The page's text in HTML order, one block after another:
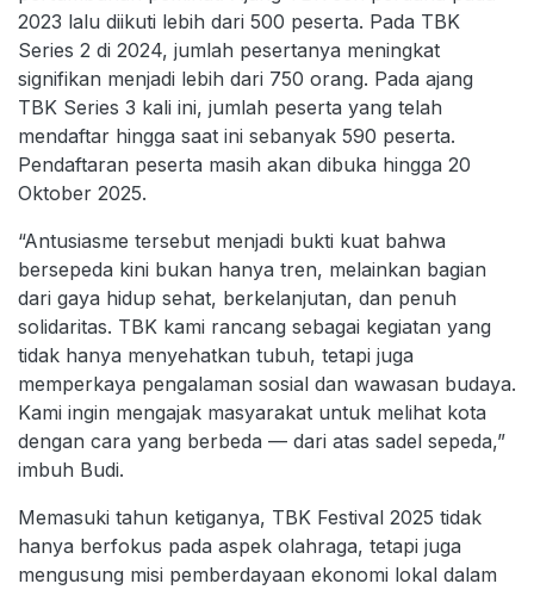
2023 lalu diikuti lebih dari 500 peserta. Pada TBK
Series 2 di 2024, jumlah pesertanya meningkat
signifikan menjadi lebih dari 750 orang. Pada ajang
TBK Series 3 kali ini, jumlah peserta yang telah
mendaftar hingga saat ini sebanyak 590 peserta.
Pendaftaran peserta masih akan dibuka hingga 20
Oktober 2025.
“Antusiasme tersebut menjadi bukti kuat bahwa
bersepeda kini bukan hanya tren, melainkan bagian
dari gaya hidup sehat, berkelanjutan, dan penuh
solidaritas. TBK kami rancang sebagai kegiatan yang
tidak hanya menyehatkan tubuh, tetapi juga
memperkaya pengalaman sosial dan wawasan budaya.
Kami ingin mengajak masyarakat untuk melihat kota
dengan cara yang berbeda — dari atas sadel sepeda,”
imbuh Budi.
Memasuki tahun ketiganya, TBK Festival 2025 tidak
hanya berfokus pada aspek olahraga, tetapi juga
mengusung misi pemberdayaan ekonomi lokal dalam